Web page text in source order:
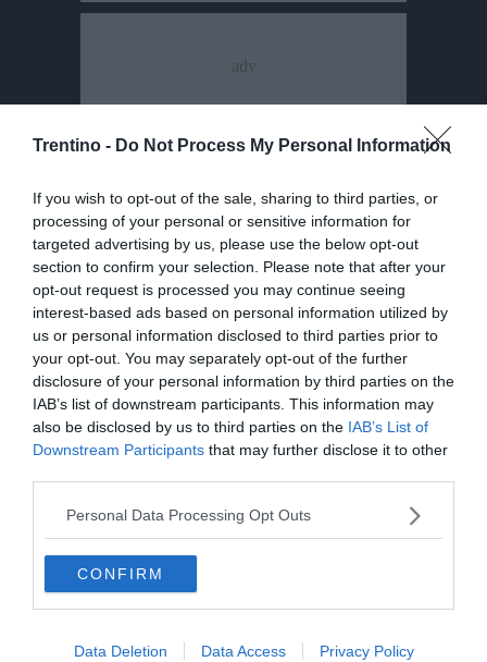
Trentino - Do Not Process My Personal Information
If you wish to opt-out of the sale, sharing to third parties, or
processing of your personal or sensitive information for
targeted advertising by us, please use the below opt-out
section to confirm your selection. Please note that after your
opt-out request is processed you may continue seeing
interest-based ads based on personal information utilized by
us or personal information disclosed to third parties prior to
your opt-out. You may separately opt-out of the further
disclosure of your personal information by third parties on the
IAB’s list of downstream participants. This information may
also be disclosed by us to third parties on the IAB’s List of
Downstream Participants that may further disclose it to other
Personal Data Processing Opt Outs
CONFIRM
Data Deletion Data Access Privacy Policy
IL GESTO
Ravina, una panchina rossa per dire basta alla
violenza sulle donne
Daniele Peretti